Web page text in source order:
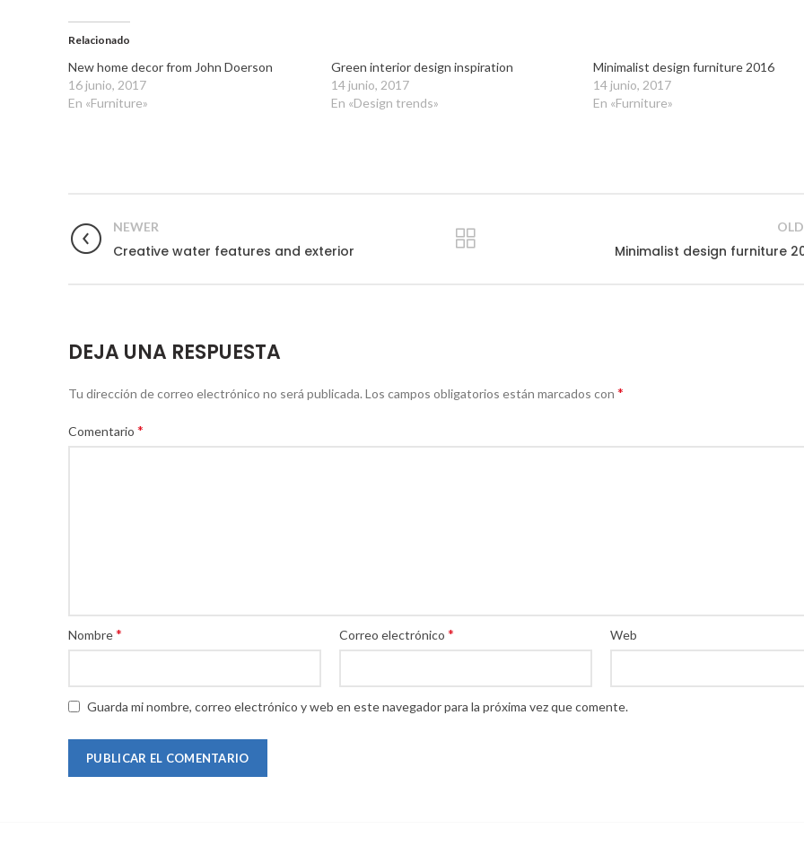
Relacionado
New home decor from John Doerson
16 junio, 2017
En «Furniture»
Green interior design inspiration
14 junio, 2017
En «Design trends»
Minimalist design furniture 2016
14 junio, 2017
En «Furniture»
NEWER
Creative water features and exterior Minimalist design furniture
DEJA UNA RESPUESTA
Tu dirección de correo electrónico no será publicada. Los campos obligatorios están marcados con *
Comentario *
Nombre* Correo electrónico* Web
Guarda mi nombre, correo electrónico y web en este navegador para la próxima vez que comente.